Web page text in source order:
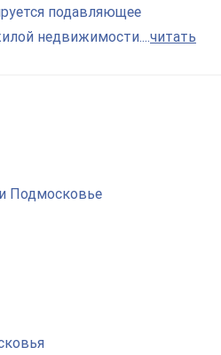
подавляющее
недвижимости....читать
Подмосковье